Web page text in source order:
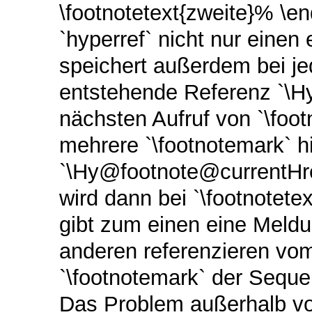
\footnotetext{zweite}%
`hyperref` nicht nur einen
speichert außerdem bei
entstehende Referenz
nächsten Aufruf von
mehrere `\footnotemark`
wird dann bei
gibt zum einen eine
anderen referenzieren
`\footnotemark` der
Das Problem außerhalb